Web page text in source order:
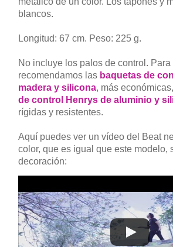
blancos.
Longitud: 67 cm. Peso: 225 g.
No incluye los palos de control.
recomendamos las baquetas de
madera y silicona, más
de control Henrys de aluminio y
rígidas y resistentes.
Aquí puedes ver un vídeo del Beat
color, que es igual que este modelo,
decoración: